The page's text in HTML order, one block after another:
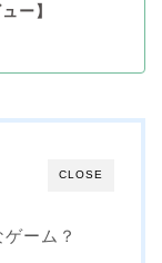
ー】
CLOSE
ーム？